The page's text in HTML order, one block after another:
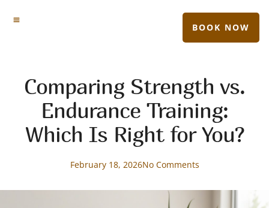
BOOK NOW
Comparing Strength vs.
Endurance Training:
Which Is Right for You?
February 18, 2026No Comments